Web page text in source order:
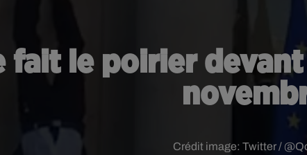
le poirier devant
Crédit image: Twitter /